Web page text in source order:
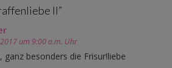
II”
um 9:00 a.m. Uhr
ganz besonders die Frisur!liebe